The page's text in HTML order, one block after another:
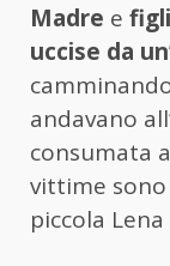
Madre e
uccise da
andavano
consumata a
vittime sono
piccola